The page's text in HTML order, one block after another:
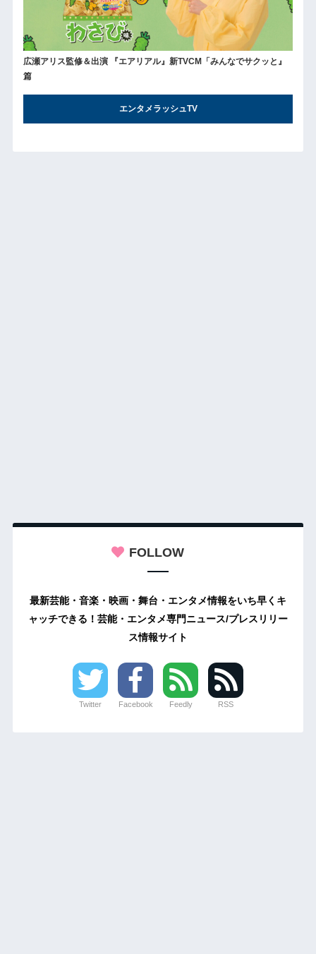
広瀬アリス監修＆出演 『エアリアル』新TVCM「みんなでサクッと』
篇
エンタメラッシュTV
FOLLOW
最新芸能・音楽・映画・舞台・エンタメ情報をいち早くキ
ャッチできる！芸能・エンタメ専門ニュース/プレスリリー
ス情報サイト
Twitter Facebook Feedly RSS